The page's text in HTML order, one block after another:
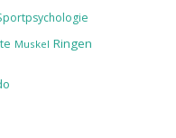
Muskel Ringen